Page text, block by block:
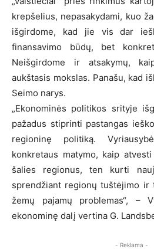
krepšelius, nepasakydami, kuo
išgirdome, kad jie vis dar
finansavimo būdų, bet
Neišgirdome ir atsakymų,
aukštasis mokslas. Panašu, kad
Seimo narys.
„Ekonominės politikos srityje
pažadus stiprinti pastangas
regioninę politiką.
konkretaus matymo, kaip
šalies regionus, ten kurti
sprendžiant regionų tuštėjimo ir
žemų pajamų problemas“, –
ekonominę dalį vertina G.
- Reklama -